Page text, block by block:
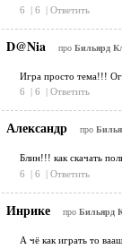
6
| 6 | Ответить
D@Nia про Бильярд
Игра просто тема!!!
6
| 6 | Ответить
Александр про
Блин!!! как скачать
6
| 6 | Ответить
Инрике про Бильярд
А чё как играть то